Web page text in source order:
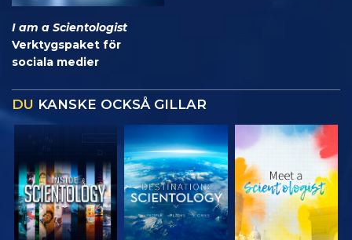
I am a Scientologist
Verktygspaket för
sociala medier
DU KANSKE OCKSÅ GILLAR